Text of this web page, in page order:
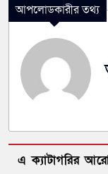
আপলোডকারীর তথ্য
এ ক্যাটাগরির